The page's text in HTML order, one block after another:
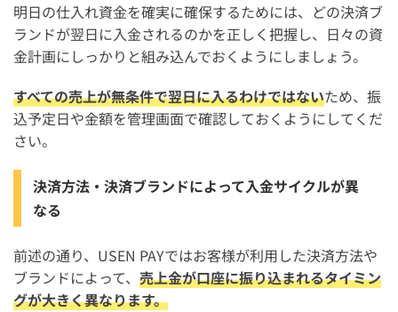
明日の仕入れ資金を確実に確保するためには、どの決済ブ
ランドが翌日に入金されるのかを正しく把握し、日々の資
金計画にしっかりと組み込んでおくようにしましょう。
すべての売上が無条件で翌日に入るわけではないため、振
込予定日や金額を管理画面で確認しておくようにしてくだ
さい。
決済方法・決済ブランドによって入金サイクルが異
なる
前述の通り、USEN PAYではお客様が利用した決済方法や
ブランドによって、 売上金が口座に振り込まれるタイミン
グが大きく異なります。